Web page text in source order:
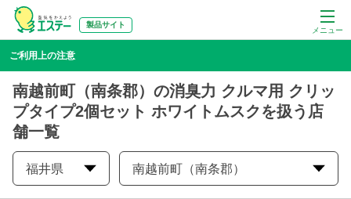
メニュー
製品サイト
ご利用上の注意
南越前町（南条郡）の消臭力 クルマ用 クリッ
プタイプ2個セット ホワイトムスクを扱う店
舗一覧
福井県 南越前町（南条郡）